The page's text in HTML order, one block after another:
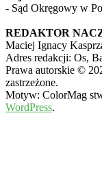
- Sąd Okręgowy w
REDAKTOR
Maciej Ignacy
Adres redakcji: Os,
Prawa autorskie ©
zastrzeżone.
Motyw: ColorMag
WordPress.